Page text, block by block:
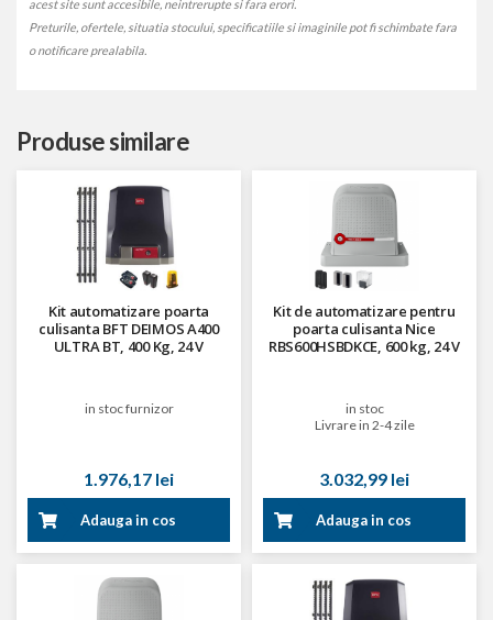
acest site sunt accesibile, neintrerupte si fara erori.
Preturile, ofertele, situatia stocului, specificatiile si imaginile pot fi schimbate fara
o notificare prealabila.
Produse similare
Kit automatizare poarta
culisanta BFT DEIMOS A400
ULTRA BT, 400 Kg, 24 V
in stoc furnizor
1.976,17 lei
Adauga in cos
Kit de automatizare pentru
poarta culisanta Nice
RBS600HSBDKCE, 600 kg, 24 V
in stoc
Livrare in 2-4 zile
3.032,99 lei
Adauga in cos